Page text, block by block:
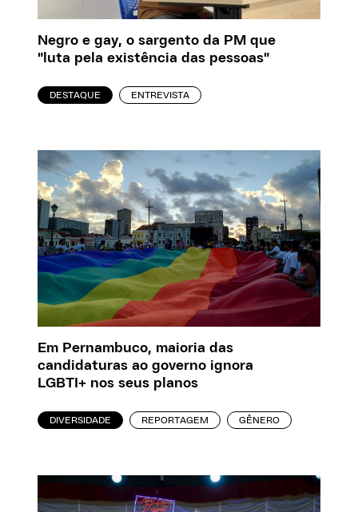
Negro e gay, o sargento da PM que
"luta pela existência das pessoas"
DESTAQUE ENTREVISTA
Em Pernambuco, maioria das
candidaturas ao governo ignora
LGBTI+ nos seus planos
DIVERSIDADE REPORTAGEM GÊNERO